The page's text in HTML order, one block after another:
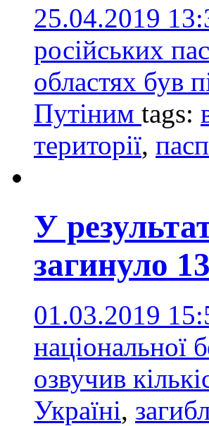
25.04.2019
російських
областях був
Путіним tags:
території,
У
загинуло
01.03.2019
національної
озвучив
Україні,